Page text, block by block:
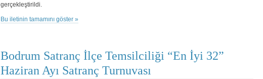
gerçekleştirildi.
Bu iletinin tamamını göster »
Bodrum Satranç İlçe Temsilciliği “En İyi 32”
Haziran Ayı Satranç Turnuvası